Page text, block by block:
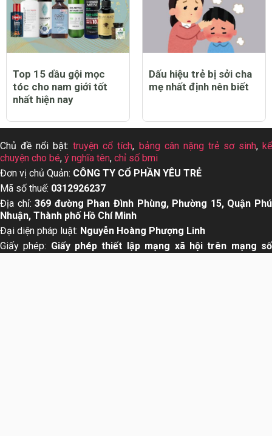
Top 15 dầu gội mọc
tóc cho nam giới tốt
nhất hiện nay
Dấu hiệu trẻ bị sởi cha
mẹ nhất định nên biết
Chủ đề nổi bật:truyện cổ tích, bảng cân nặng trẻ sơ sinh, kể
chuyện cho bé, ý nghĩa tên, chỉ số bmi
Đơn vị chủ Quản: CÔNG TY CỔ PHẦN YÊU TRẺ
Mã số thuế: 0312926237
Địa chỉ:369 đường Phan Đình Phùng, Phường 15, Quận Phú
Nhuận, Thành phố Hồ Chí Minh
Đại diện pháp luật: Nguyễn Hoàng Phượng Linh
Giấy phép: Giấy phép thiết lập mạng xã hội trên mạng số